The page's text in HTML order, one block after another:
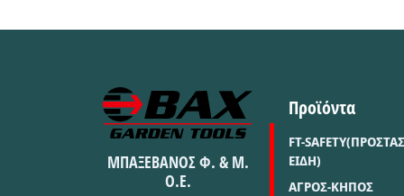
ΜΠΑΞΕΒΑΝΟΣ Φ. & Μ.
Ο.Ε.
Προϊόντα
FT-
ΕΙΔΗ)
ΑΓΡΟΣ-ΚΗΠΟΣ